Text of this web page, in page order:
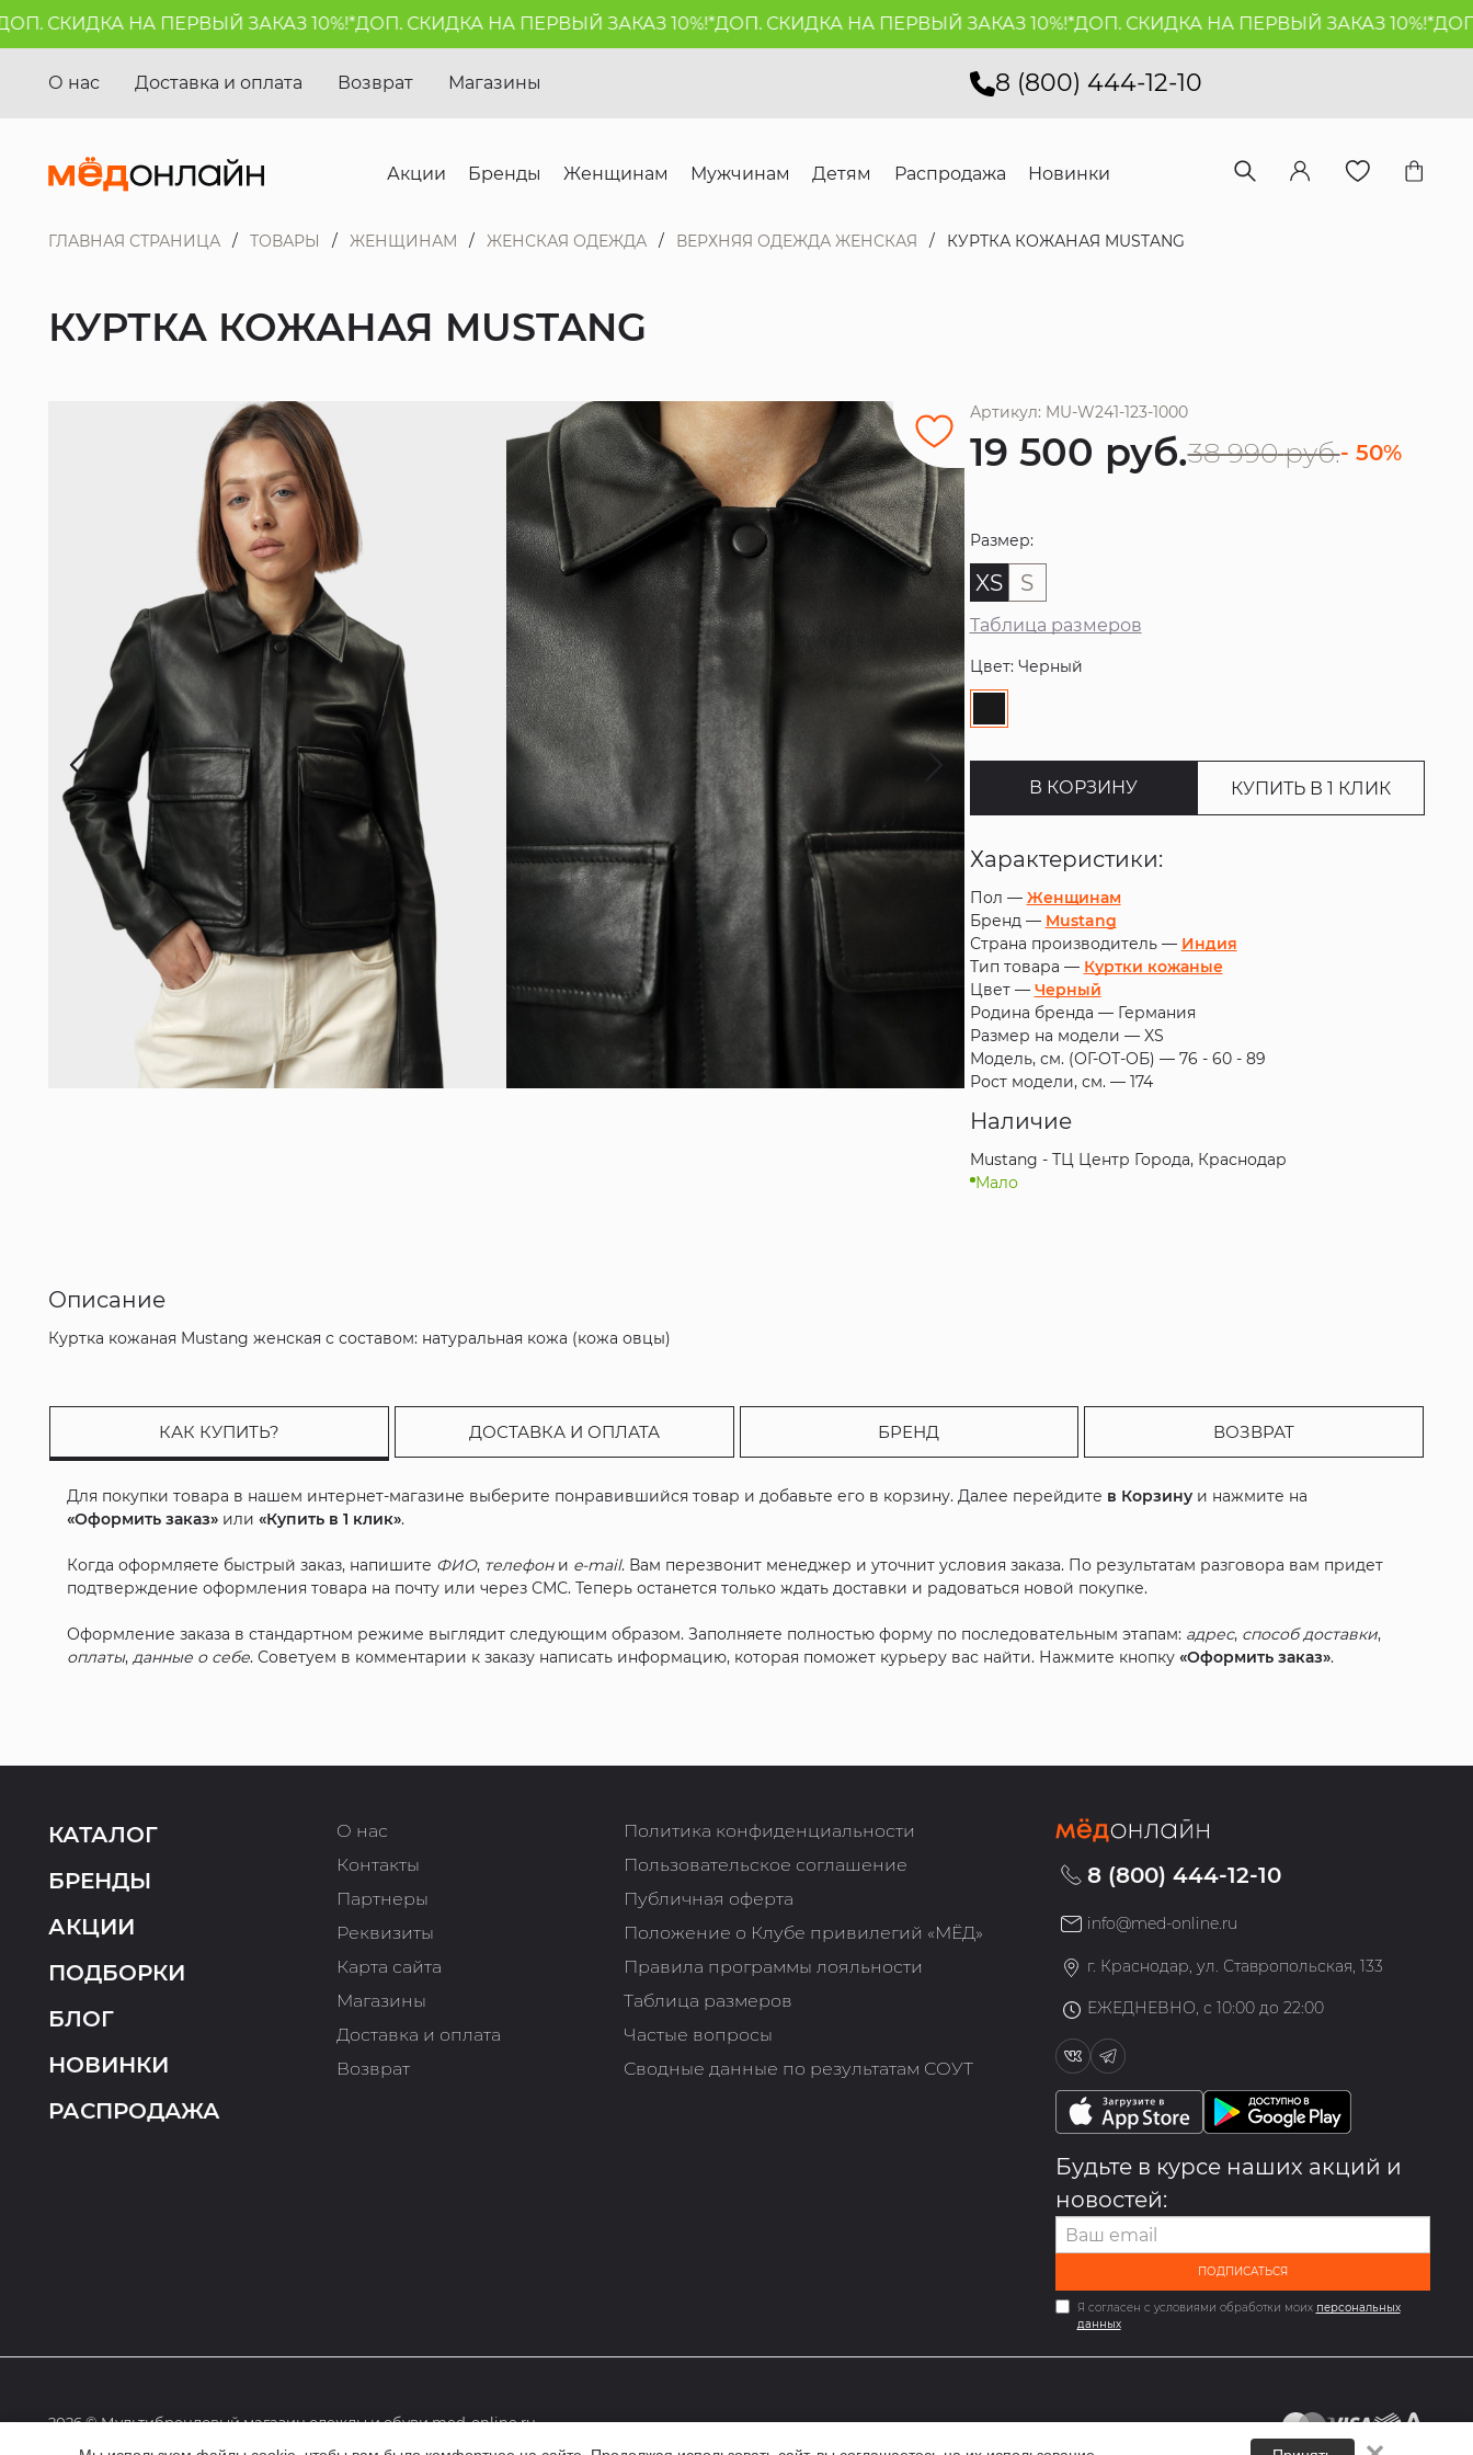
СКИДКА НА ПЕРВЫЙ ЗАКАЗ 10%!*ДОП. СКИДКА НА ПЕРВЫЙ ЗАКАЗ 10%!*ДОП. СКИДКА НА ПЕРВЫЙ ЗАКАЗ 10%!*ДОП. СКИДКА НА ПЕРВЫЙ ЗАКАЗ 10%!*ДОП.
8 (800) 444-12-10
О нас Доставка и оплата Возврат Магазины
Акции Бренды Женщинам Мужчинам Детям Распродажа Новинки
ГЛАВНАЯ СТРАНИЦА ТОВАРЫ ЖЕНЩИНАМ ЖЕНСКАЯ ОДЕЖДА ВЕРХНЯЯ ОДЕЖДА ЖЕНСКАЯ КУРТКА КОЖАНАЯ MUSTANG
КУРТКА КОЖАНАЯ MUSTANG
Артикул: MU-W241-123-1000
19 500 руб.38 990 руб.- 50%
Размер:
XS S
Таблица размеров
Цвет: Черный
В КОРЗИНУ КУПИТЬ В 1 КЛИК
Характеристики:
Пол — Женщинам
Бренд — Mustang
Страна производитель — Индия
Тип товара — Куртки кожаные
Цвет — Черный
Родина бренда — Германия
Размер на модели — XS
Модель, см. (ОГ-ОТ-ОБ) — 76 - 60 - 89
Рост модели, см. — 174
Наличие
Mustang - ТЦ Центр Города, Краснодар
Мало
Описание
Куртка кожаная Mustang женская с составом: натуральная кожа (кожа овцы)
КАК КУПИТЬ? ДОСТАВКА И ОПЛАТА БРЕНД ВОЗВРАТ
Для покупки товара в нашем интернет-магазине выберите понравившийся товар и добавьте его в корзину. Далее перейдите в Корзину и нажмите на
«Оформить заказ» или«Купить в 1 клик».
Когда оформляете быстрый заказ, напишите ФИО, телефони e-mail. Вам перезвонит менеджер и уточнит условия заказа. По результатам разговора вам придет
подтверждение оформления товара на почту или через СМС. Теперь останется только ждать доставки и радоваться новой покупке.
Оформление заказа в стандартном режиме выглядит следующим образом. Заполняете полностью форму по последовательным этапам: адрес, способ доставки,
оплаты,данные о себе. Советуем в комментарии к заказу написать информацию, которая поможет курьеру вас найти. Нажмите кнопку«Оформить заказ».
КАТАЛОГ
БРЕНДЫ
АКЦИИ
ПОДБОРКИ
БЛОГ
НОВИНКИ
РАСПРОДАЖА
О нас
Контакты
Партнеры
Реквизиты
Карта сайта
Магазины
Доставка и оплата
Возврат
Политика конфиденциальности
Пользовательское соглашение
Публичная оферта
Положение о Клубе привилегий «МЁД»
Правила программы лояльности
Таблица размеров
Частые вопросы
Сводные данные по результатам СОУТ
8 (800) 444-12-10
info@med-online.ru
г. Краснодар, ул. Ставропольская, 133
ЕЖЕДНЕВНО, с 10:00 до 22:00
Будьте в курсе наших акций и
новостей:
ПОДПИСАТЬСЯ
Я согласен с условиями обработки моих персональных
данных
2026 © Мультибрендовый магазин одежды и обуви med-online.ru